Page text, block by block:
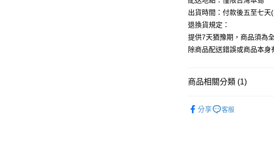
每筆NT$130，滿
出貨時間：付款後五至七天
退換貨規定：
提供7天猶豫期，商品須為
除商品配送錯誤或商品本身
商品相關分類 (1)
分享
客服